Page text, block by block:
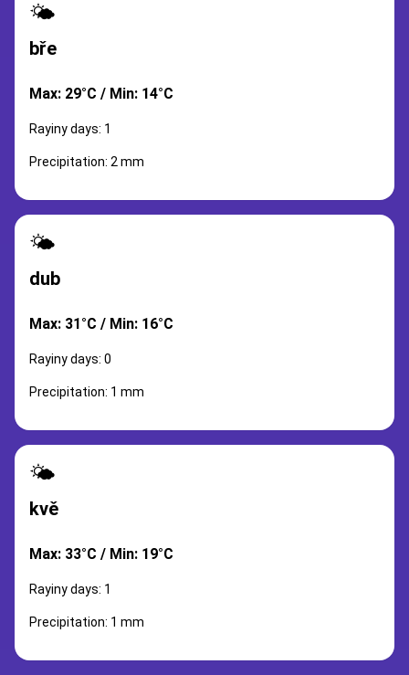
🌤️
bře
Max: 29°C / Min: 14°C
Rayiny days: 1
Precipitation: 2 mm
🌤️
dub
Max: 31°C / Min: 16°C
Rayiny days: 0
Precipitation: 1 mm
🌤️
kvě
Max: 33°C / Min: 19°C
Rayiny days: 1
Precipitation: 1 mm